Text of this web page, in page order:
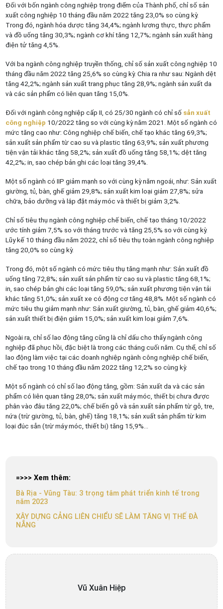
Đối với bốn ngành công nghiệp trọng điểm của Thành phố, chỉ số sản
xuất công nghiệp 10 tháng đầu năm 2022 tăng 23,0% so cùng kỳ.
Trong đó, ngành hóa dược tăng 34,4%; ngành lương thực, thực phẩm
và đồ uống tăng 30,3%; ngành cơ khí tăng 12,7%; ngành sản xuất hàng
điện tử tăng 4,5%.
Với ba ngành công nghiệp truyền thống, chỉ số sản xuất công nghiệp 10
tháng đầu năm 2022 tăng 25,6% so cùng kỳ. Chia ra như sau: Ngành dệt
tăng 42,2%; ngành sản xuất trang phục tăng 28,9%; ngành sản xuất da
và các sản phẩm có liên quan tăng 15,0%.
Đối với ngành công nghiệp cấp II, có 25/30 ngành có chỉ số sản xuất
công nghiệp 10/2022 tăng so với cùng kỳ năm 2021. Một số ngành có
mức tăng cao như: Công nghiệp chế biến, chế tạo khác tăng 69,3%;
sản xuất sản phẩm từ cao su và plastic tăng 63,9%; sản xuất phương
tiện vận tải khác tăng 58,2%; sản xuất đồ uống tăng 58,1%; dệt tăng
42,2%; in, sao chép bản ghi các loại tăng 39,4%.
Một số ngành có IIP giảm mạnh so với cùng kỳ năm ngoái, như: Sản xuất
giường, tủ, bàn, ghế giảm 29,8%; sản xuất kim loại giảm 27,8%; sửa
chữa, bảo dưỡng và lắp đặt máy móc và thiết bị giảm 3,2%.
Chỉ số tiêu thụ ngành công nghiệp chế biến, chế tạo tháng 10/2022
ước tính giảm 7,5% so với tháng trước và tăng 25,5% so với cùng kỳ.
Lũy kế 10 tháng đầu năm 2022, chỉ số tiêu thụ toàn ngành công nghiệp
tăng 20,0% so cùng kỳ.
Trong đó, một số ngành có mức tiêu thụ tăng mạnh như: Sản xuất đồ
uống tăng 72,8%; sản xuất sản phẩm từ cao su và plastic tăng 68,1%;
in, sao chép bản ghi các loại tăng 59,0%; sản xuất phương tiện vận tải
khác tăng 51,0%; sản xuất xe có động cơ tăng 48,8%. Một số ngành có
mức tiêu thụ giảm mạnh như: Sản xuất giường, tủ, bàn, ghế giảm 40,6%;
sản xuất thiết bị điện giảm 15,0%; sản xuất kim loại giảm 7,6%.
Ngoài ra, chỉ số lao động tăng cũng là chỉ dấu cho thấy ngành công
nghiệp đã phục hồi, đặc biệt là trong các tháng cuối năm. Cụ thể, chỉ số
lao động làm việc tại các doanh nghiệp ngành công nghiệp chế biến,
chế tạo trong 10 tháng đầu năm 2022 tăng 12,2% so cùng kỳ.
Một số ngành có chỉ số lao động tăng, gồm: Sản xuất da và các sản
phẩm có liên quan tăng 28,0%; sản xuất máy móc, thiết bị chưa được
phân vào đâu tăng 22,0%; chế biến gỗ và sản xuất sản phẩm từ gỗ, tre,
nứa (trừ giường, tủ, bàn, ghế) tăng 18,1%; sản xuất sản phẩm từ kim
loại đúc sẵn (trừ máy móc, thiết bị) tăng 15,9%…
=>>> Xem thêm:
Bà Rịa - Vũng Tàu: 3 trọng tâm phát triển kinh tế trong
năm 2023
XÂY DỰNG CẢNG LIÊN CHIỂU SẼ LÀM TĂNG VỊ THẾ ĐÀ
NẴNG
Vũ Xuân Hiệp